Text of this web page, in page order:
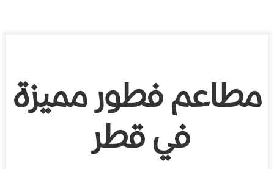
مطاعم فطور مميزة
في قطر